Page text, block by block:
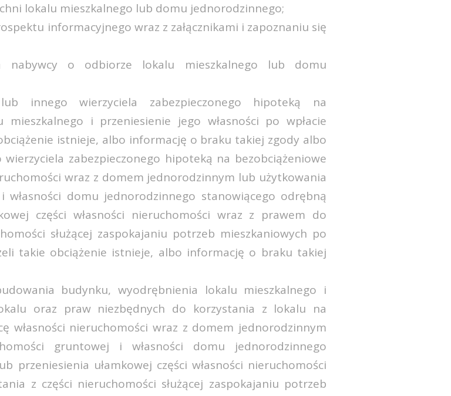
lokalu mieszkalnego lub domu jednorodzinnego;
informacyjnego wraz z załącznikami i zapoznaniu się
nabywcy o odbiorze lokalu mieszkalnego lub domu
innego wierzyciela zabezpieczonego hipoteką na
mieszkalnego i przeniesienie jego własności po wpłacie
istnieje, albo informację o braku takiej zgody albo
zabezpieczonego hipoteką na bezobciążeniowe
wraz z domem jednorodzinnym lub użytkowania
domu jednorodzinnego stanowiącego odrębną
części własności nieruchomości wraz z prawem do
służącej zaspokajaniu potrzeb mieszkaniowych po
takie obciążenie istnieje, albo informację o braku takiej
budynku, wyodrębnienia lokalu mieszkalnego i
oraz praw niezbędnych do korzystania z lokalu na
własności nieruchomości wraz z domem jednorodzinnym
gruntowej i własności domu jednorodzinnego
przeniesienia ułamkowej części własności nieruchomości
z części nieruchomości służącej zaspokajaniu potrzeb